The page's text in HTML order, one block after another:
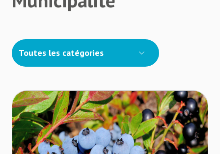
Toutes les catégories